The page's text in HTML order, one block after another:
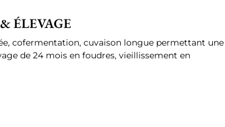
ÉLEVAGE
cofermentation, cuvaison longue permettant une
de 24 mois en foudres, vieillissement en